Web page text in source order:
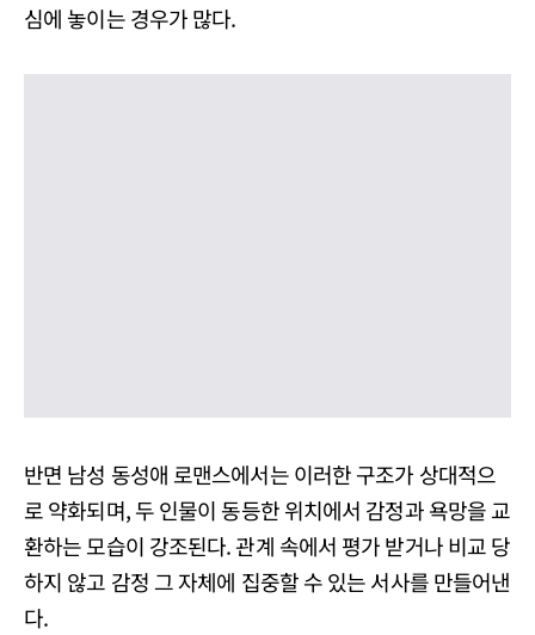
심에 놓이는 경우가 많다.
반면 남성 동성애 로맨스에서는 이러한 구조가 상대적으
로 약화되며, 두 인물이 동등한 위치에서 감정과 욕망을 교
환하는 모습이 강조된다. 관계 속에서 평가 받거나 비교 당
하지 않고 감정 그 자체에 집중할 수 있는 서사를 만들어낸
다.